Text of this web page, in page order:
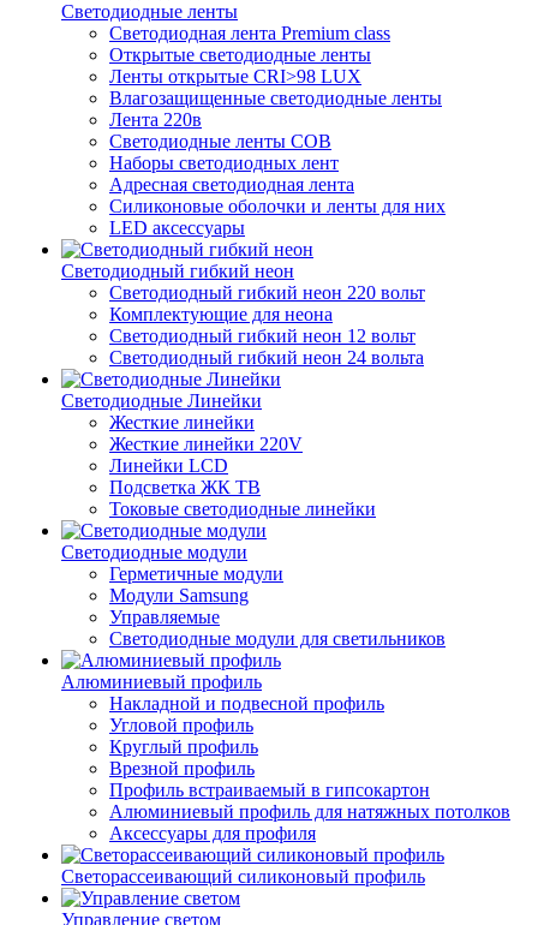
Светодиодные ленты
Светодиодная лента Premium class
Открытые светодиодные ленты
Ленты открытые CRI>98 LUX
Влагозащищенные светодиодные ленты
Лента 220в
Светодиодные ленты COB
Наборы светодиодных лент
Адресная светодиодная лента
Силиконовые оболочки и ленты для них
LED аксессуары
Светодиодный гибкий неон
Светодиодный гибкий неон 220 вольт
Комплектующие для неона
Светодиодный гибкий неон 12 вольт
Светодиодный гибкий неон 24 вольта
Светодиодные Линейки
Жесткие линейки
Жесткие линейки 220V
Линейки LCD
Подсветка ЖК ТВ
Токовые светодиодные линейки
Светодиодные модули
Герметичные модули
Модули Samsung
Управляемые
Светодиодные модули для светильников
Алюминиевый профиль
Накладной и подвесной профиль
Угловой профиль
Круглый профиль
Врезной профиль
Профиль встраиваемый в гипсокартон
Алюминиевый профиль для натяжных потолков
Аксессуары для профиля
Светорассеивающий силиконовый профиль
Управление светом